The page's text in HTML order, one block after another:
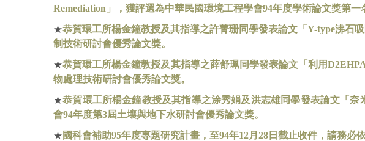
Remediation 」，獲評選為中華民國環境工程學會94年度學術論文獎第一
★恭賀環工所楊金鐘教授及其指導之許菁珊同學發表論文「 Y-type沸石
制技術研討會優秀論文獎。
★恭賀環工所楊金鐘教授及其指導之薛舒珮同學發表論文「利用
物處理技術研討會優秀論文獎。
★恭賀環工所楊金鐘教授及其指導之涂秀娟及洪志雄同學發表論文「奈
會94年度第3屆土壤與地下水研討會優秀論文獎。
★ 國科會補助95年度專題研究計畫，至94年12月 28 日截止收件，請務必